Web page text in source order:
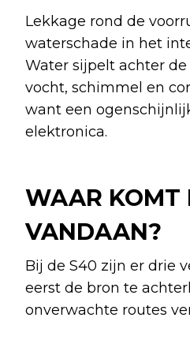
Lekkage rond de
waterschade in het
Water sijpelt achter
vocht, schimmel en
want een
elektronica.
WAAR KOMT
VANDAAN?
Bij de S40 zijn er drie
eerst de bron te
onverwachte routes